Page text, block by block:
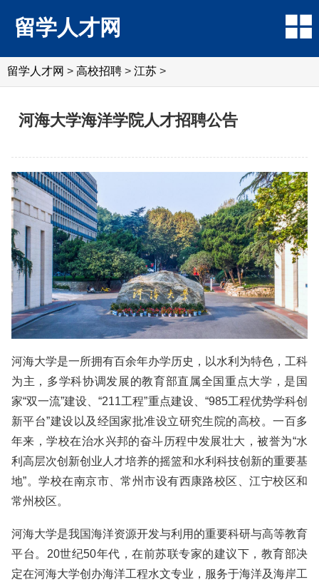
留学人才网
留学人才网 > 高校招聘 > 江苏 >
河海大学海洋学院人才招聘公告
河海大学是一所拥有百余年办学历史，以水利为特色，工科
为主，多学科协调发展的教育部直属全国重点大学，是国
家“双一流”建设、“211工程”重点建设、“985工程优势学科创
新平台”建设以及经国家批准设立研究生院的高校。一百多
年来，学校在治水兴邦的奋斗历程中发展壮大，被誉为“水
利高层次创新创业人才培养的摇篮和水利科技创新的重要基
地”。学校在南京市、常州市设有西康路校区、江宁校区和
常州校区。
河海大学是我国海洋资源开发与利用的重要科研与高等教育
平台。20世纪50年代，在前苏联专家的建议下，教育部决
定在河海大学创办海洋工程水文专业，服务于海洋及海岸工